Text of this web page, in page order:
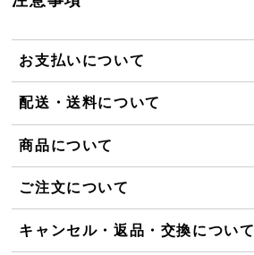
お支払いについて
配送・送料について
商品について
ご注文について
キャンセル・返品・交換について